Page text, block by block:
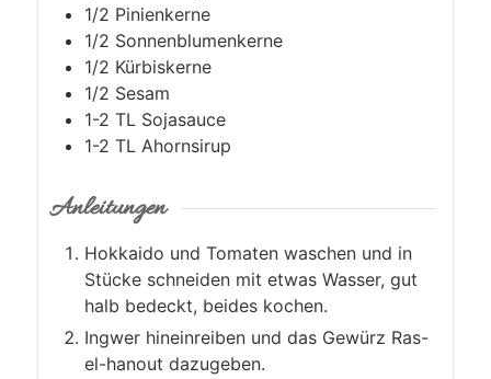
1/2 Pinienkerne
1/2 Sonnenblumenkerne
1/2 Kürbiskerne
1/2 Sesam
1-2 TL Sojasauce
1-2 TL Ahornsirup
Anleitungen
Hokkaido und Tomaten waschen und in
Stücke schneiden mit etwas Wasser, gut
halb bedeckt, beides kochen.
Ingwer hineinreiben und das Gewürz Ras-
el-hanout dazugeben.